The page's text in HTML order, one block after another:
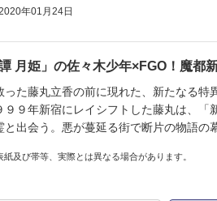
年01月24日
譚 月姫」の佐々木少年×FGO！魔都
った藤丸立香の前に現れた、新たなる特
９９年新宿にレイシフトした藤丸は、「
と出会う。悪が蔓延る街で断片の物語の
及び帯等、実際とは異なる場合があります。